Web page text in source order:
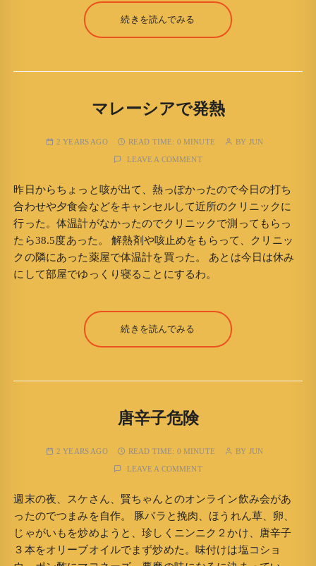
続きを読んでみる
マレーシアで発熱
2 YEARS AGO READ TIME: 0 MINUTE BY JUN
LEAVE A COMMENT
昨日からちょっと咳が出て、熱っぽかったので今日の打ち
合わせや夕食会などをキャンセルして近所のクリニックに
行った。体温計がなかったのでクリニックで測ってもらっ
たら38.5度あった。 解熱剤や咳止めをもらって、クリニッ
クの隣にあった薬屋で体温計を買った。 あとは今日は休み
にして部屋でゆっくり寝ることにするわ。
続きを読んでみる
唐辛子危険
2 YEARS AGO READ TIME: 0 MINUTE BY JUN
LEAVE A COMMENT
週末の夜、スケさん、賢ちゃんとのオンライン飲み会があ
ったのでつまみを自作。 豚バラと挽肉、ほうれん草、卵、
じゃがいもを炒めようと、珍しくニンニク２かけ、唐辛子
３本をオリーブオイルでまず炒めた。味付けは塩コショ